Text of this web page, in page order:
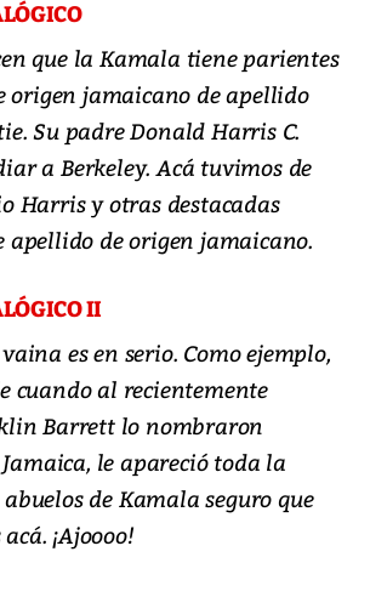
que la Kamala tiene parientes
origen jamaicano de apellido
Su padre Donald Harris C.
a Berkeley. Acá tuvimos de
Harris y otras destacadas
apellido de origen jamaicano.
II
es en serio. Como ejemplo,
cuando al recientemente
Barrett lo nombraron
le apareció toda la
de Kamala seguro que
¡Ajoooo!